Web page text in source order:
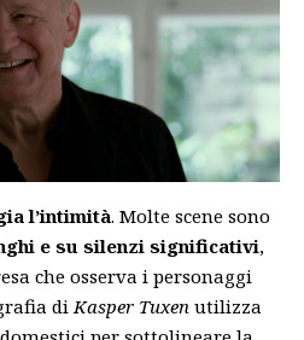
l’intimità. Molte scene sono
e su silenzi significativi,
che osserva i personaggi
diKasper Tuxen utilizza